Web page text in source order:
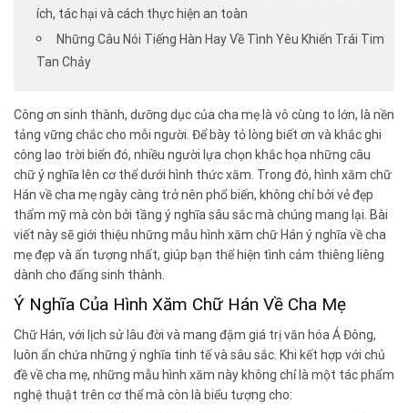
ích, tác hại và cách thực hiện an toàn
Những Câu Nói Tiếng Hàn Hay Về Tình Yêu Khiến Trái Tim
Tan Chảy
Công ơn sinh thành, dưỡng dục của cha mẹ là vô cùng to lớn, là nền
tảng vững chắc cho mỗi người. Để bày tỏ lòng biết ơn và khắc ghi
công lao trời biển đó, nhiều người lựa chọn khắc họa những câu
chữ ý nghĩa lên cơ thể dưới hình thức xăm. Trong đó, hình xăm chữ
Hán về cha mẹ ngày càng trở nên phổ biến, không chỉ bởi vẻ đẹp
thẩm mỹ mà còn bởi tầng ý nghĩa sâu sắc mà chúng mang lại. Bài
viết này sẽ giới thiệu những mẫu hình xăm chữ Hán ý nghĩa về cha
mẹ đẹp và ấn tượng nhất, giúp bạn thể hiện tình cảm thiêng liêng
dành cho đấng sinh thành.
Ý Nghĩa Của Hình Xăm Chữ Hán Về Cha Mẹ
Chữ Hán, với lịch sử lâu đời và mang đậm giá trị văn hóa Á Đông,
luôn ẩn chứa những ý nghĩa tinh tế và sâu sắc. Khi kết hợp với chủ
đề về cha mẹ, những mẫu hình xăm này không chỉ là một tác phẩm
nghệ thuật trên cơ thể mà còn là biểu tượng cho: